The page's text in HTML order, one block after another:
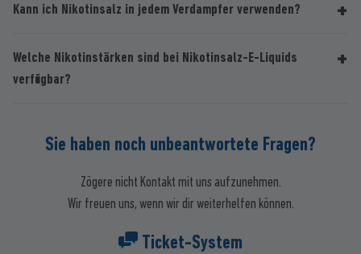
Kann ich Nikotinsalz in jedem Verdampfer verwenden?
Welche Nikotinstärken sind bei Nikotinsalz-E-Liquids
verfügbar?
Sie haben noch unbeantwortete Fragen?
Zögere nicht Kontakt mit uns aufzunehmen.
Wir freuen uns, wenn wir dir weiterhelfen können.
Ticket-System